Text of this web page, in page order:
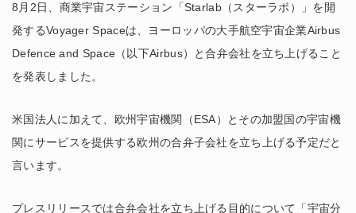
8月2日、商業宇宙ステーション「Starlab（スターラボ）」を開
発するVoyager Spaceは、ヨーロッパの大手航空宇宙企業Airbus
Defence and Space（以下Airbus）と合弁会社を立ち上げること
を発表しました。
米国法人に加えて、欧州宇宙機関（ESA）とその加盟国の宇宙機
関にサービスを提供する欧州の合弁子会社を立ち上げる予定だと
言います。
プレスリリースでは合弁会社を立ち上げる目的について「宇宙分